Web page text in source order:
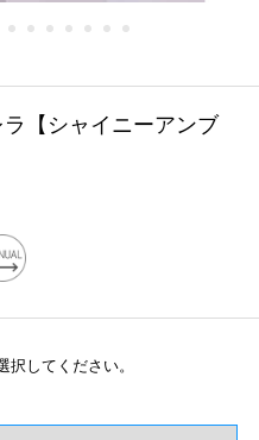
【シャイニーアンブ
してください。